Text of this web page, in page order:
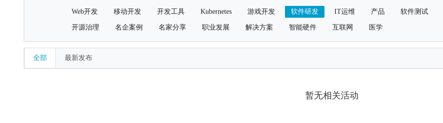
Web开发 移动开发 开发工具 Kubernetes 游戏开发 软件研发 IT运维 产品 软件测试
开源治理 名企案例 名家分享 职业发展 解决方案 智能硬件 互联网 医学
全部 最新发布
暂无相关活动